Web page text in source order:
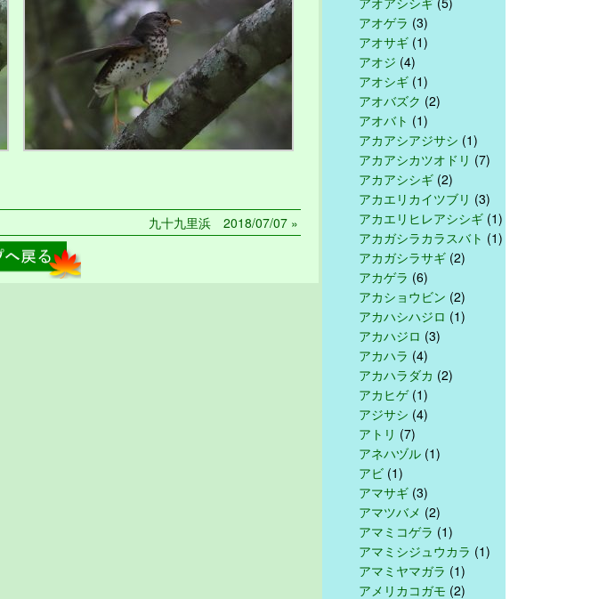
九十九里浜 2018/07/07 »
アオゲラ (3)
アオサギ (1)
アオジ (4)
アオシギ (1)
アオバズク (2)
アオバト (1)
アカアシアジサシ (1)
アカアシカツオドリ (7)
アカアシシギ (2)
アカエリカイツブリ (3)
アカエリヒレアシシギ (1)
アカガシラカラスバト (1)
アカガシラサギ (2)
アカゲラ (6)
アカショウビン (2)
アカハシハジロ (1)
アカハジロ (3)
アカハラ (4)
アカハラダカ (2)
アカヒゲ(1)
アジサシ (4)
アトリ (7)
アネハヅル (1)
アビ (1)
アマサギ (3)
アマツバメ (2)
アマミコゲラ (1)
アマミシジュウカラ (1)
アマミヤマガラ (1)
アメリカコガモ (2)